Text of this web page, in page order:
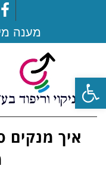
פתח סרגל נגישות
מענה
איך מנקים